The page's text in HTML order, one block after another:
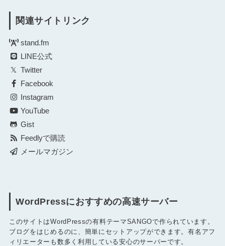
関連サイトリンク
stand.fm
LINE公式
Twitter
Facebook
Instagram
YouTube
Gist
Feedlyで購読
メールマガジン
WordPressにおすすめの高速サーバー
このサイトはWordPressの有料テーマSANGOで作られています。
ブログをはじめるのに、簡単にセットアップができます。有名アフ
ィリエーターも数多く利用している安心のサーバーです。